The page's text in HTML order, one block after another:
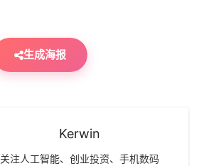
生成海报
Kerwin
关注人工智能、创业投资、手机数码